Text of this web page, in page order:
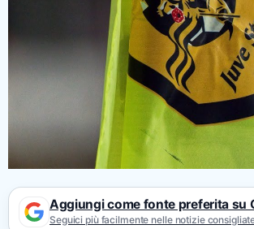
Aggiungi come fonte preferita su
Seguici più facilmente nelle notizie